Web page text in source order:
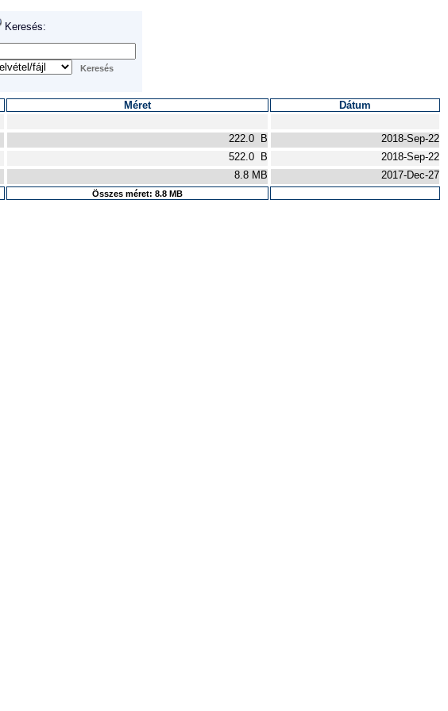
Keresés:
Méret
Dátum
222.0 B
2018-Sep-22
522.0 B
2018-Sep-22
8.8 MB 2017-Dec-27
Összes méret: 8.8 MB